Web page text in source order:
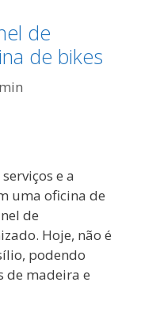
de
de bikes
e a
uma oficina de
de
Hoje, não é
podendo
de madeira e